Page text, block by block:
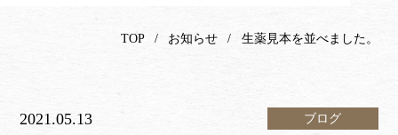
TOP お知らせ 生薬見本を並べました。
2021.05.13 ブログ